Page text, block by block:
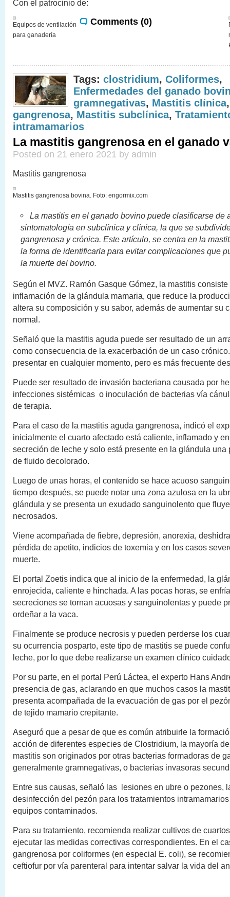
Con el patrocinio de:
Equipos de ventilación
para ganadería
Comments (0)
Tags: clostridium, Coliformes,
Enfermedades del ganado
gramnegativas, Mastitis clínica
gangrenosa, Mastitis subclínica,
intramamarios
La mastitis gangrenosa en el ganado
Posted on 21 enero 2021 by admin
Mastitis gangrenosa
Mastitis gangrenosa bovina. Foto: engormix.com
La mastitis en el ganado bovino puede clasificarse de
sintomatología en subclínica y clínica, la que se
gangrenosa y crónica. Este artículo, se centra en la
la forma de identificarla para evitar complicaciones que
la muerte del bovino.
Según el MVZ. Ramón Gasque Gómez, la mastitis consiste
inflamación de la glándula mamaria, que reduce la
altera su composición y su sabor, además de aumentar su
normal.
Señaló que la mastitis aguda puede ser resultado de un
como consecuencia de la exacerbación de un caso
presentar en cualquier momento, pero es más frecuente
Puede ser resultado de invasión bacteriana causada por
infecciones sistémicas o inoculación de bacterias vía
de terapia.
Para el caso de la mastitis aguda gangrenosa, indicó el
inicialmente el cuarto afectado está caliente, inflamado y
secreción de leche y solo está presente en la glándula una
de fluido decolorado.
Luego de unas horas, el contenido se hace acuoso
tiempo después, se puede notar una zona azulosa en la
glándula y se presenta un exudado sanguinolento que
necrosados.
Viene acompañada de fiebre, depresión, anorexia,
pérdida de apetito, indicios de toxemia y en los casos
muerte.
El portal Zoetis indica que al inicio de la enfermedad, la
enrojecida, caliente e hinchada. A las pocas horas, se
secreciones se tornan acuosas y sanguinolentas y puede
ordeñar a la vaca.
Finalmente se produce necrosis y pueden perderse los
su ocurrencia posparto, este tipo de mastitis se puede
leche, por lo que debe realizarse un examen clínico
Por su parte, en el portal Perú Láctea, el experto Hans
presencia de gas, aclarando en que muchos casos la
presenta acompañada de la evacuación de gas por el
de tejido mamario crepitante.
Aseguró que a pesar de que es común atribuirle la
acción de diferentes especies de Clostridium, la mayoría
mastitis son originados por otras bacterias formadoras de
generalmente gramnegativas, o bacterias invasoras
Entre sus causas, señaló las lesiones en ubre o pezones,
desinfección del pezón para los tratamientos
equipos contaminados.
Para su tratamiento, recomienda realizar cultivos de
ejecutar las medidas correctivas correspondientes. En el
gangrenosa por coliformes (en especial E. coli), se
ceftiofur por vía parenteral para intentar salvar la vida del